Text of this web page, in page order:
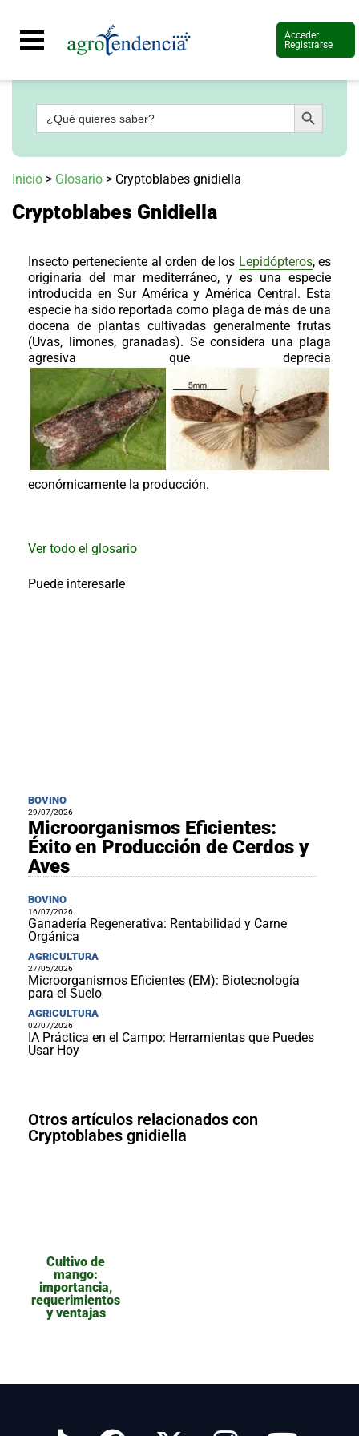
Acceder
Registrarse
Señal
en
más
Agrotendencia
Planes
Glosario
Agroshow
Regístrate
suscríbete
al
boletín
Contáctenos
Acuicultura
Agricultura
de
precisión
Apicultura
Avicultura
Pastos
Buscar: Botón de búsqueda
Inicio > Glosario > Cryptoblabes gnidiella
Cryptoblabes Gnidiella
Insecto perteneciente al orden de los Lepidópteros, es
originaria del mar mediterráneo, y es una especie
introducida en Sur América y América Central. Esta
especie ha sido reportada como plaga de más de una
docena de plantas cultivadas generalmente frutas
(Uvas, limones, granadas). Se considera una plaga
agresiva que deprecia
económicamente la producción.
Ver todo el glosario
Puede interesarle
BOVINO
29/07/2026
Microorganismos Eficientes:
Éxito en Producción de Cerdos y
Aves
BOVINO
16/07/2026
Ganadería Regenerativa: Rentabilidad y Carne
Orgánica
AGRICULTURA
27/05/2026
Microorganismos Eficientes (EM): Biotecnología
para el Suelo
AGRICULTURA
02/07/2026
IA Práctica en el Campo: Herramientas que Puedes
Usar Hoy
Otros artículos relacionados con
Cryptoblabes gnidiella
Cultivo de
mango:
importancia,
requerimientos
y ventajas